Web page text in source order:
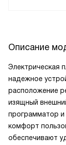
Описание
Электрическая
надежное
расположение
изящный
программатор
комфорт
обеспечивают